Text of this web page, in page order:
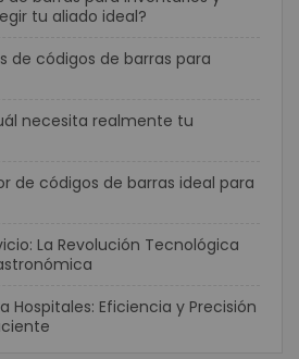
tu aliado ideal?
de códigos de barras para
necesita realmente tu
de códigos de barras ideal para
La Revolución Tecnológica
Hospitales: Eficiencia y Precisión